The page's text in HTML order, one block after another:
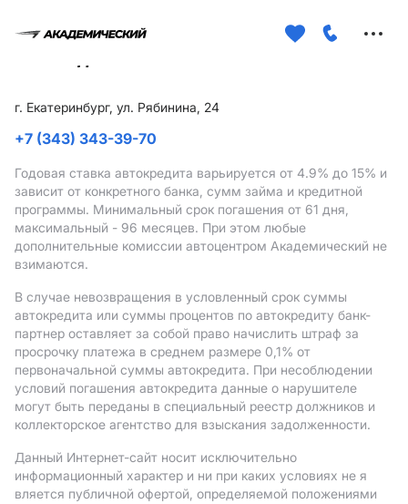
г. Екатеринбург, ул. Рябинина, 24
+7 (343) 343-39-70
Годовая ставка автокредита варьируется от 4.9% до 15% и
зависит от конкретного банка, сумм займа и кредитной
программы. Минимальный срок погашения от 61 дня,
максимальный - 96 месяцев. При этом любые
дополнительные комиссии автоцентром Академический не
взимаются.
В случае невозвращения в условленный срок суммы
автокредита или суммы процентов по автокредиту банк-
партнер оставляет за собой право начислить штраф за
просрочку платежа в среднем размере 0,1% от
первоначальной суммы автокредита. При несоблюдении
условий погашения автокредита данные о нарушителе
могут быть переданы в специальный реестр должников и
коллекторское агентство для взыскания задолженности.
Данный Интернет-сайт носит исключительно
информационный характер и ни при каких условиях не я
вляется публичной офертой, определяемой положениями